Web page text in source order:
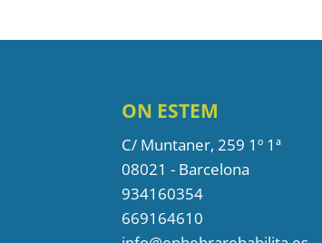
ON ESTEM
C/ Muntaner, 259 1º 1ª
08021 - Barcelona
934160354
669164610